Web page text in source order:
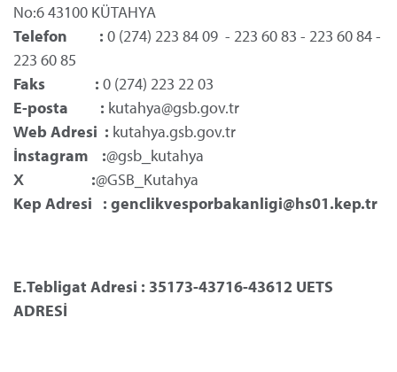
No:6 43100 KÜTAHYA
Telefon : 0 (274) 223 84 09 - 223 60 83 - 223 60 84 -
223 60 85
Faks : 0 (274) 223 22 03
E-posta : kutahya@gsb.gov.tr
Web Adresi : kutahya.gsb.gov.tr
İnstagram :@gsb_kutahya
X :@GSB_Kutahya
Kep Adresi : genclikvesporbakanligi@hs01.kep.tr
E.Tebligat Adresi : 35173-43716-43612 UETS
ADRESİ
Kredi/Yurt E-
Ödeme